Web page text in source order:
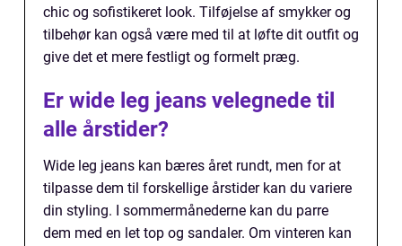
chic og sofistikeret look. Tilføjelse af smykker og
tilbehør kan også være med til at løfte dit outfit og
give det et mere festligt og formelt præg.
Er wide leg jeans velegnede til
alle årstider?
Wide leg jeans kan bæres året rundt, men for at
tilpasse dem til forskellige årstider kan du variere
din styling. I sommermånederne kan du parre
dem med en let top og sandaler. Om vinteren kan